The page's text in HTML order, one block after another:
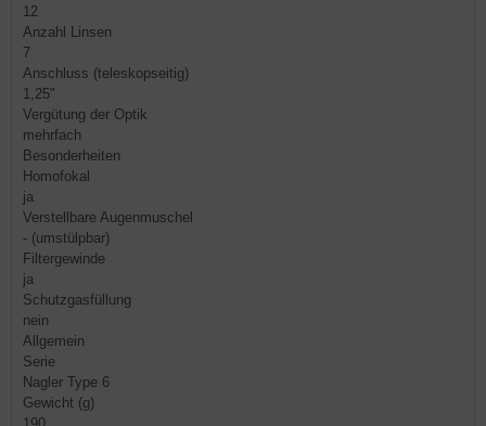
12
Anzahl Linsen
7
Anschluss (teleskopseitig)
1,25"
Vergütung der Optik
mehrfach
Besonderheiten
Homofokal
ja
Verstellbare Augenmuschel
- (umstülpbar)
Filtergewinde
ja
Schutzgasfüllung
nein
Allgemein
Serie
Nagler Type 6
Gewicht (g)